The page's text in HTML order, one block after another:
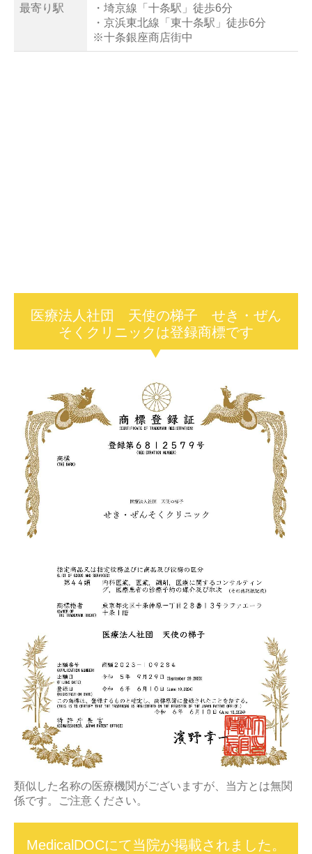
最寄り駅
・埼京線「十条駅」徒歩6分
・京浜東北線「東十条駅」徒歩6分
※十条銀座商店街中
医療法人社団 天使の梯子 せき・ぜん
そくクリニックは登録商標です
類似した名称の医療機関がございますが、当方とは無関
係です。ご注意ください。
MedicalDOCにて当院が掲載されました。